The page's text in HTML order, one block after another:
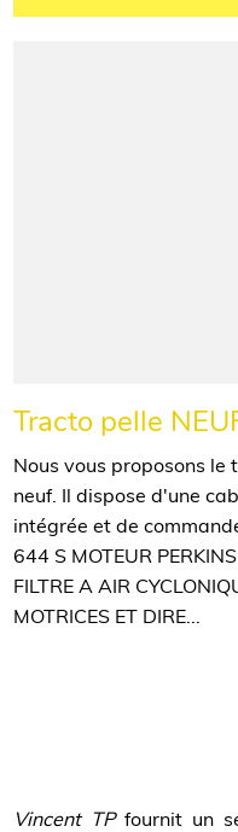
Tracto pelle
Nous vous proposons
neuf. Il dispose d'une
intégrée et de
644 S MOTEUR
FILTRE A AIR
MOTRICES ET DIRE...
Vincent TPfournit un